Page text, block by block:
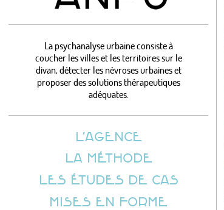
La psychanalyse urbaine consiste à
coucher les villes et les territoires sur le
divan, détecter les névroses urbaines et
proposer des solutions thérapeutiques
adéquates.
L’AGENCE
LA MÉTHODE
LES ÉTUDES DE CAS
MISES EN FORME